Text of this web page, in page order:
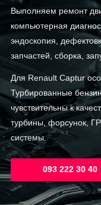
Выполняем ремонт
компьютерная
эндоскопия,
запчастей, сборка,
Для Renault Captur
Турбированные
чувствительны к
турбины, форсунок,
системы.
093 222 30 40